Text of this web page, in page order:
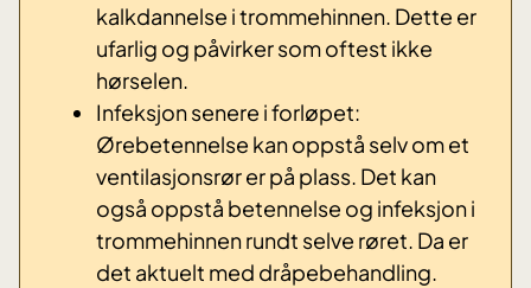
kalkdannelse i trommehinnen. Dette er
ufarlig og påvirker som oftest ikke
hørselen.
Infeksjon senere i forløpet:
Ørebetennelse kan oppstå selv om et
ventilasjonsrør er på plass. Det kan
også oppstå betennelse og infeksjon i
trommehinnen rundt selve røret. Da er
det aktuelt med dråpebehandling.